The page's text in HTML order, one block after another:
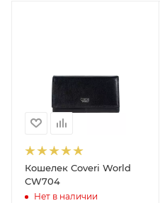
Кошелек Coveri World
CW704
Нет в наличии